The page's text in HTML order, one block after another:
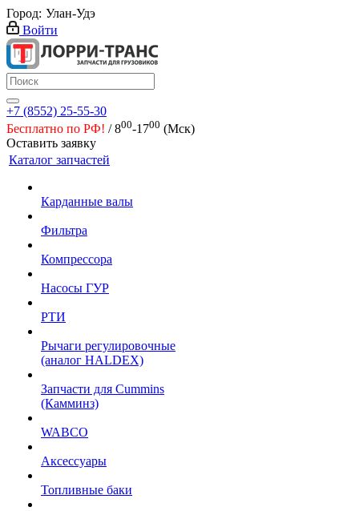
Город: Улан-Удэ
Войти
+7 (8552) 25-55-30
Бесплатно по РФ! / 800-1700 (Мск)
Оставить заявку
Каталог запчастей
Карданные валы
Фильтра
Компрессора
Насосы ГУР
РТИ
Рычаги регулировочные
(аналог HALDEX)
Запчасти для Cummins
(Камминз)
WABCO
Аксессуары
Топливные баки